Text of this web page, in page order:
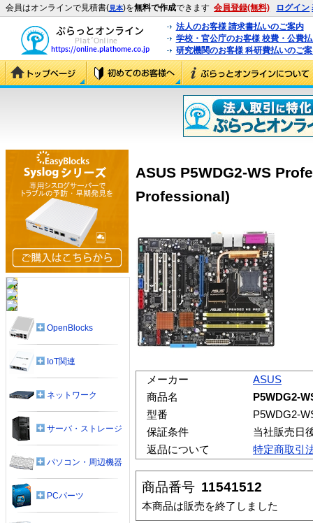
会員はオンラインで見積書(見本)を無料で作成できます 会員登録(無料) ログイン
法人のお客様 請求書払いのご案内
学校・官公庁のお客様 校費・公費
研究機関のお客様 科研費払いのご
ASUS P5WDG2-WS
Professional)
メーカー
ASUS
商品名
P5WDG2-
型番
P5WDG2-
保証条件
当社販売日
返品について
特定商取引
商品番号 11541512
本商品は販売を終了しました
OpenBlocks
IoT関連
ネットワーク
サーバ・ストレージ
パソコン・周辺機器
PCパーツ